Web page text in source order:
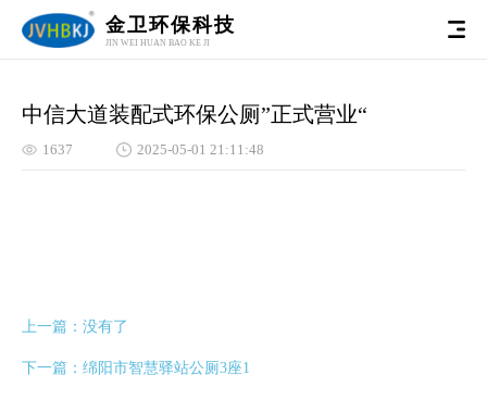
金卫环保科技
中信大道装配式环保公厕”正式营业“
1637 2025-05-01 21:11:48
上一篇： 没有了
下一篇： 绵阳市智慧驿站公厕3座1